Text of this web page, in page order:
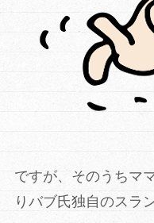
ですが、そのうちマ
りバブ氏独自のスラ